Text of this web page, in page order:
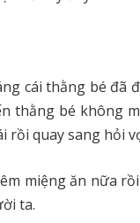
cái thằng bé đã
thằng bé không
rồi quay sang hỏi
miệng ăn nữa
ta.